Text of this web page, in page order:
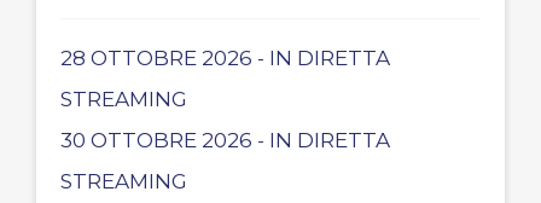
28 OTTOBRE 2026 - IN DIRETTA
STREAMING
30 OTTOBRE 2026 - IN DIRETTA
STREAMING